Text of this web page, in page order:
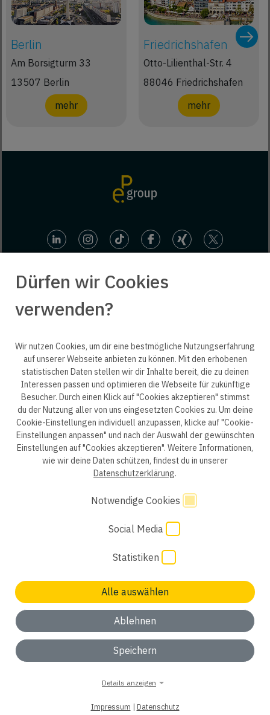
Keinen passenden Job gefunden? Wir freuen uns auf
ok, verstanden
Berlin
Am Borsigturm 33
13507 Berlin
mehr
Friedrichshafen
Otto-Lilienthal-Str. 4
88046 Friedrichshafen
mehr
ep life science
Datenschutzerklärung B2B Datenschutzerklärung
Datenschutzhinweise Bewerber
Impressum AGB
Cookie Einstellungen
Dürfen wir Cookies
verwenden?
Wir nutzen Cookies, um dir eine bestmögliche Nutzungserfahrung
auf unserer Webseite anbieten zu können. Mit den erhobenen
statistischen Daten stellen wir dir Inhalte bereit, die zu deinen
Interessen passen und optimieren die Webseite für zukünftige
Besucher. Durch einen Klick auf "Cookies akzeptieren" stimmst
du der Nutzung aller von uns eingesetzten Cookies zu. Um deine
Cookie-Einstellungen individuell anzupassen, klicke auf "Cookie-
Einstellungen anpassen" und nach der Auswahl der gewünschten
Einstellungen auf "Cookies akzeptieren". Weitere Informationen,
wie wir deine Daten schützen, findest du in unserer
Datenschutzerklärung.
Notwendige Cookies
Social Media
Statistiken
Alle auswählen
Ablehnen
Speichern
Details anzeigen
Impressum | Datenschutz